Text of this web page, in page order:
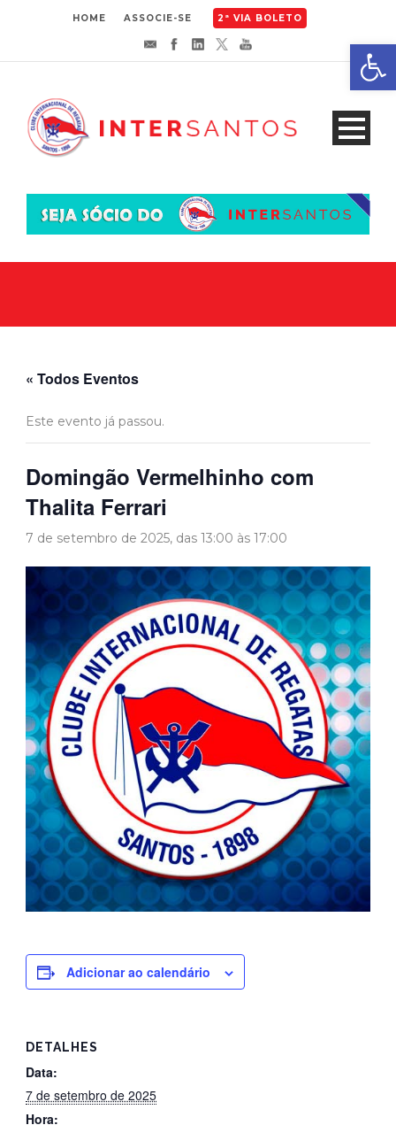
HOME ASSOCIE-SE 2ª VIA BOLETO
« Todos Eventos
Este evento já passou.
Domingão Vermelhinho com
Thalita Ferrari
7 de setembro de 2025, das 13:00 às 17:00
Adicionar ao calendário
DETALHES
Data:
7 de setembro de 2025
Hora:
Abrir